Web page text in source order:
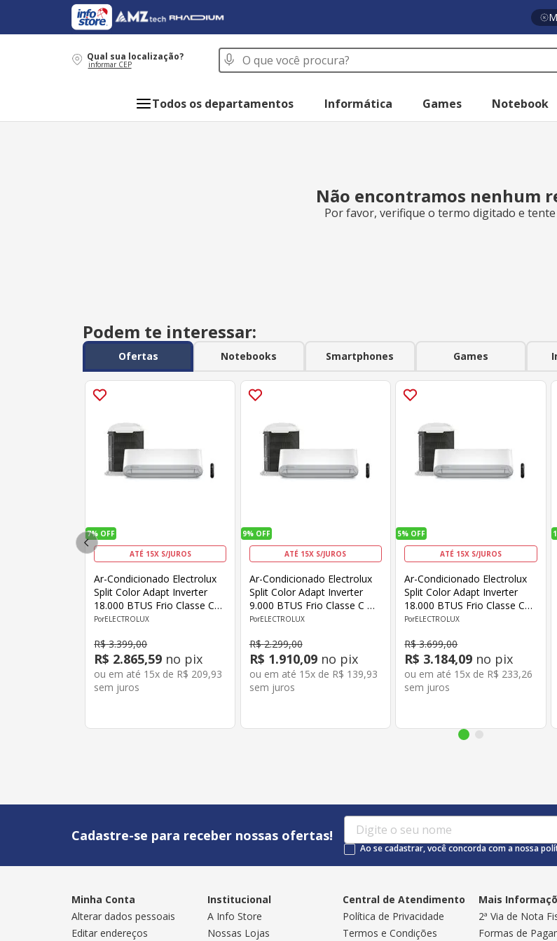
Qual sua localização?
informar CEP
O que você procura?
Todos os departamentos Informática Games Notebook
Não encontramos nenhum
Por favor, verifique o termo digitado e
Podem te interessar:
Ofertas Notebooks Smartphones Games
7% OFF
ATÉ 15X S/JUROS
Ar-Condicionado Electrolux
Split Color Adapt Inverter
18.000 BTUS Frio Classe C
JE18F/JI18F
ELECTROLUX
R$ 3.399,00
R$ 2.865,59 no pix
ou em até 15x de R$ 209,93
sem juros
9%OFF
ATÉ 15X S/JUROS
Ar-Condicionado Electrolux
Split Color Adapt Inverter
9.000 BTUS Frio Classe C Wi-
Fi YE09F/YI09F
ELECTROLUX
R$ 2.299,00
R$ 1.910,09no pix
ou em até 15x de R$ 139,93
sem juros
5% OFF
ATÉ 15X S/JUROS
Ar-Condicionado Electrolux
Split Color Adapt Inverter
18.000 BTUS Frio Classe C
com Wi-Fi YE18F/YI18F
ELECTROLUX
R$ 3.699,00
R$ 3.184,09 no pix
ou em até 15x de R$ 233,26
sem juros
Cadastre-se para receber nossas ofertas!
Ao se cadastrar, você concorda com a nossa
Minha Conta
Alterar dados pessoais
Editar endereços
Institucional
A Info Store
Nossas Lojas
Central de Atendimento
Política de Privacidade
Termos e Condições
Mais
2ª Via de Nota
Formas de